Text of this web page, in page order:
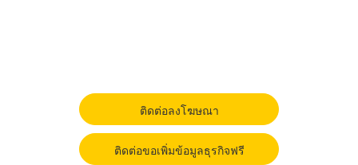
ติดต่อลงโฆษณา
ติดต่อขอเพิ่มข้อมูลธุรกิจฟรี